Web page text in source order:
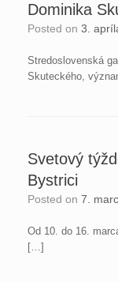
Dominika
Posted on 3.
Stredoslovenská
Skuteckého,
Svetový
Bystrici
Posted on 7.
Od 10. do 16.
[…]